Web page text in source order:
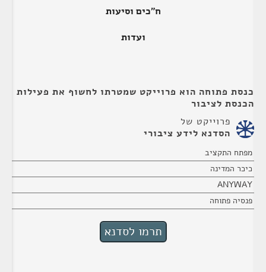
ח"כים וסיעות
ועדות
כנסת פתוחה הוא פרוייקט שמטרתו לחשוף את פעילות
הכנסת לציבור
פרוייקט של
הסדנא לידע ציבורי
מפתח התקציב
כיכר המדינה
ANYWAY
פנסיה פתוחה